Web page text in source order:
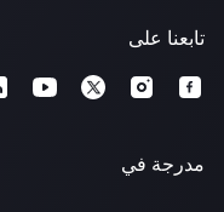
تابعنا على
مدرجة في